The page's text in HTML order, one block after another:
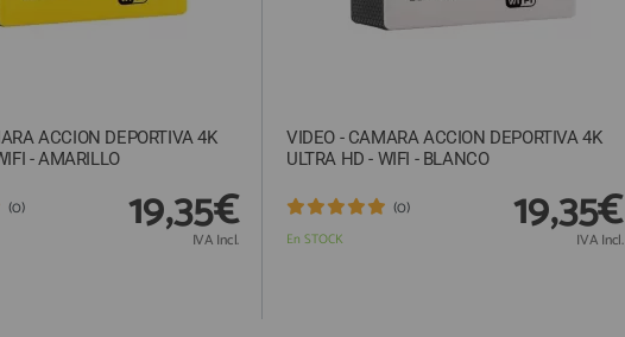
ACCION DEPORTIVA 4K
- AMARILLO
(0) 19,35€
IVA Incl.
VIDEO - CAMARA ACCION DEPORTIVA 4K
ULTRA HD - WIFI - BLANCO
En STOCK
(0) 19,35€
IVA Incl.